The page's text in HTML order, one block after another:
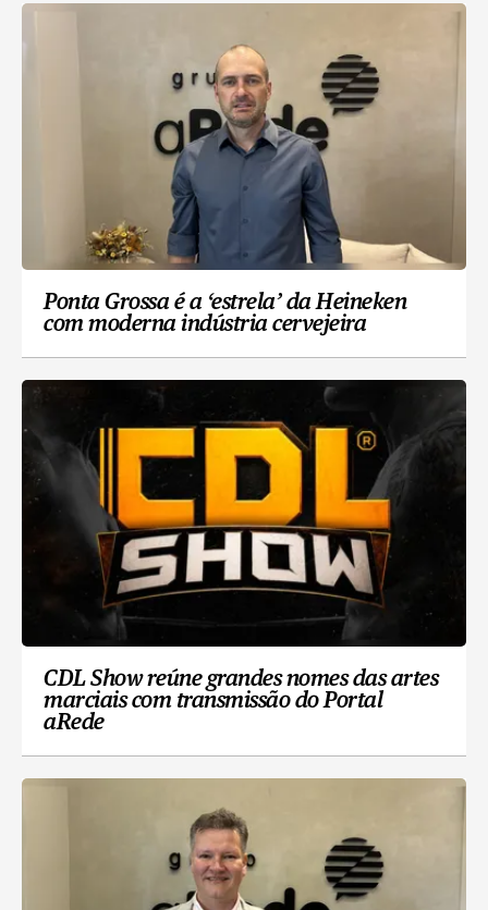
Ponta Grossa é a ‘estrela’ da Heineken
com moderna indústria cervejeira
CDL Show reúne grandes nomes das artes
marciais com transmissão do Portal
aRede